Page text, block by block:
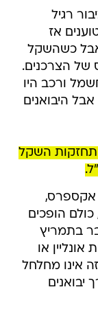
רגיל
אז
אבל כשהשקל
של הצרכנים.
ורכב היו
היבואנים
השקל
אקספרס,
הופכים
בתמריץ
או
אינו מחלחל
יבואנים